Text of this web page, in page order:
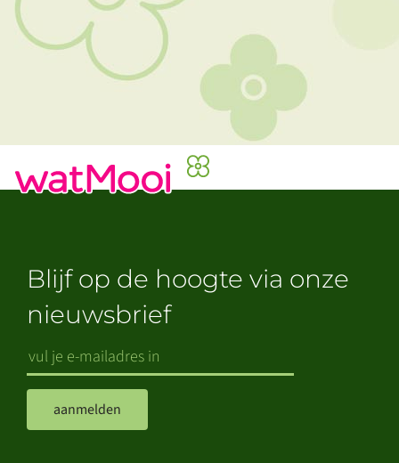
Blijf op de hoogte via onze
nieuwsbrief
aanmelden